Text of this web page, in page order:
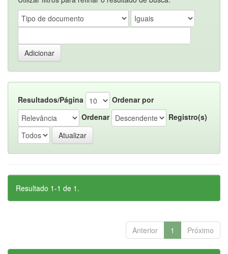
Resultados/Página
Ordenar por
Ordenar
Registro(s)
Resultado 1-1 de 1.
Anterior 1 Próximo